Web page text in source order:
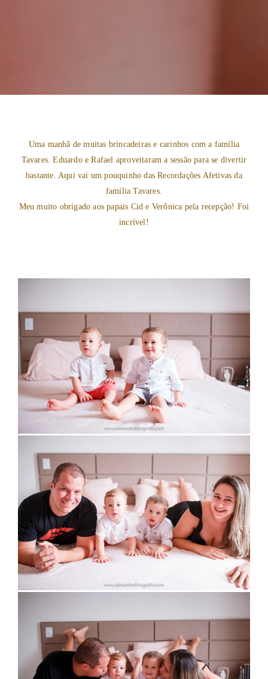
Uma manhã de muitas brincadeiras e carinhos com a família
Tavares. Eduardo e Rafael aproveitaram a sessão para se divertir
bastante. Aqui vai um pouquinho das Recordações Afetivas da
família Tavares.
Meu muito obrigado aos papais Cid e Verônica pela recepção! Foi
incrível!